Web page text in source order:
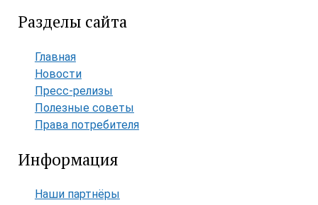
Разделы сайта
Главная
Новости
Пресс-релизы
Полезные советы
Права потребителя
Информация
Наши партнёры